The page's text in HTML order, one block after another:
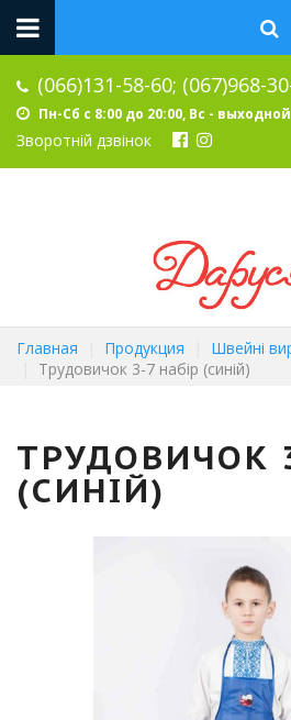
(066)131-58-60; (067)968-
Пн-Сб с 8:00 до 20:00, Вс - выходной
Зворотній дзвінок
Главная Продукция Швейні
Трудовичок 3-7 набір (синій)
ТРУДОВИЧОК
(СИНІЙ)